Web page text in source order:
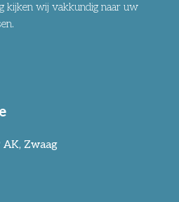
kijken wij vakkundig naar uw
AK, Zwaag